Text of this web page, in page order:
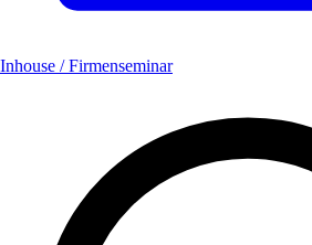
Inhouse / Firmenseminar